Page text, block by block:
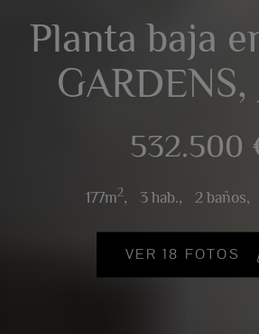
Planta baja
GARDENS,
532.500
177m2, 3 hab., 2 baños,
VER 18 FOTOS